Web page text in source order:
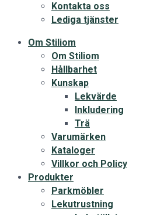
Kontakta oss
Lediga tjänster
Om Stiliom
Om Stiliom
Hållbarhet
Kunskap
Lekvärde
Inkludering
Trä
Varumärken
Kataloger
Villkor och Policy
Produkter
Parkmöbler
Lekutrustning